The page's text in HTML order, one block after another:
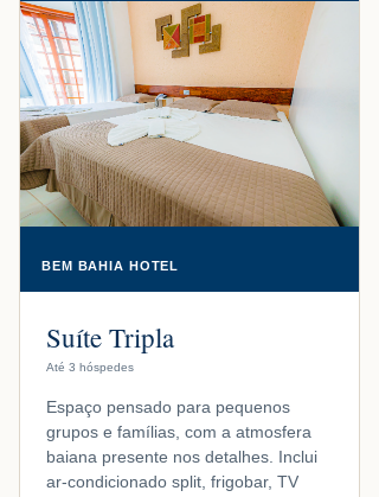
BEM BAHIA HOTEL
Suíte Tripla
Até 3 hóspedes
Espaço pensado para pequenos
grupos e famílias, com a atmosfera
baiana presente nos detalhes. Inclui
ar-condicionado split, frigobar, TV